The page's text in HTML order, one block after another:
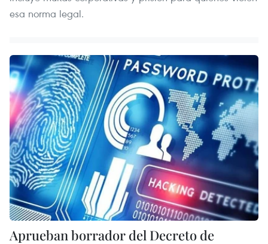
esa norma legal.
Aprueban borrador del Decreto de